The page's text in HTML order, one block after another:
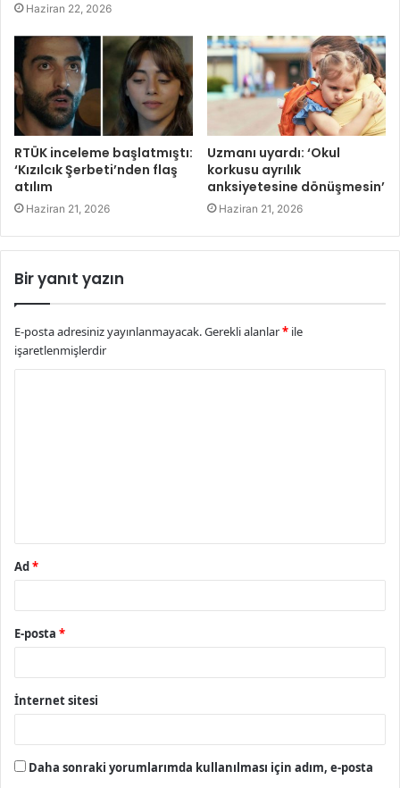
Haziran 22, 2026
RTÜK inceleme başlatmıştı:
‘Kızılcık Şerbeti’nden flaş
atılım
Haziran 21, 2026
Uzmanı uyardı: ‘Okul
korkusu ayrılık
anksiyetesine dönüşmesin’
Haziran 21, 2026
Bir yanıt yazın
E-posta adresiniz yayınlanmayacak.Gerekli alanlar* ile
işaretlenmişlerdir
Ad *
E-posta *
İnternet sitesi
Daha sonraki yorumlarımda kullanılması için adım, e-posta